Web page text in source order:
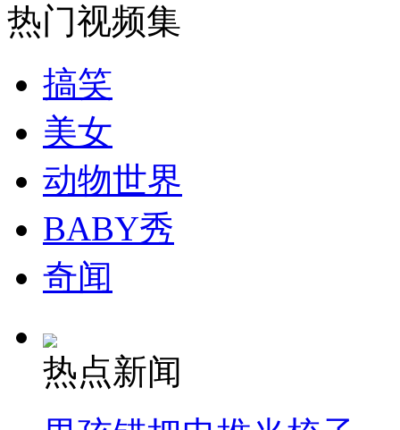
走！跟着总书记去植树
消防员救轻生者
纽约上演“枕头大战”
司机酒驾遇交警 急速倒车逃窜
热门视频集
搞笑
美女
动物世界
BABY秀
奇闻
热点新闻